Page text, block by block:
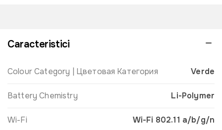
Caracteristici
Colour Category | Цветовая Категория Verde
Battery Chemistry Li-Polymer
Wi-Fi Wi-Fi 802.11 a/b/g/n